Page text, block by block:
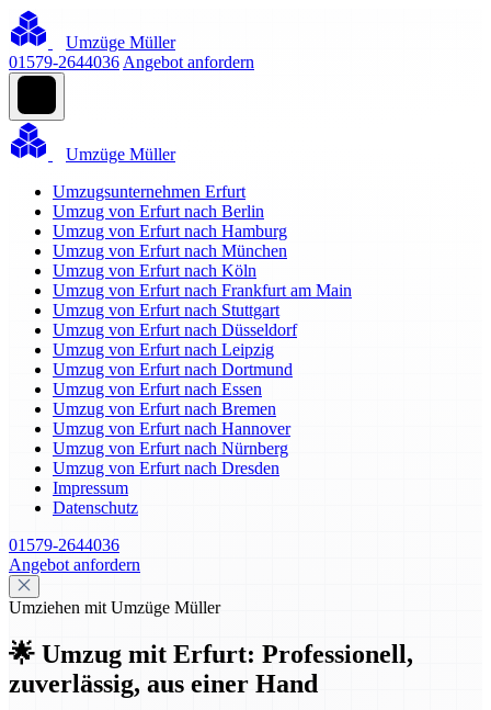
Umzüge Müller
01579-2644036 Angebot anfordern
Umzüge Müller
Umzugsunternehmen Erfurt
Umzug von Erfurt nach Berlin
Umzug von Erfurt nach Hamburg
Umzug von Erfurt nach München
Umzug von Erfurt nach Köln
Umzug von Erfurt nach Frankfurt am Main
Umzug von Erfurt nach Stuttgart
Umzug von Erfurt nach Düsseldorf
Umzug von Erfurt nach Leipzig
Umzug von Erfurt nach Dortmund
Umzug von Erfurt nach Essen
Umzug von Erfurt nach Bremen
Umzug von Erfurt nach Hannover
Umzug von Erfurt nach Nürnberg
Umzug von Erfurt nach Dresden
Impressum
Datenschutz
01579-2644036
Angebot anfordern
Umziehen mit Umzüge Müller
🌟 Umzug mit Erfurt: Professionell,
zuverlässig, aus einer Hand